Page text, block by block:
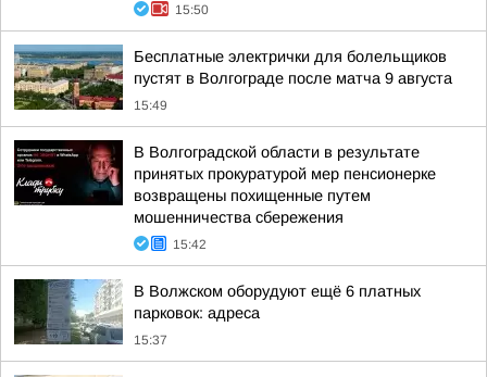
15:50
Бесплатные электрички для болельщиков
пустят в Волгограде после матча 9 августа
15:49
В Волгоградской области в результате
принятых прокуратурой мер пенсионерке
возвращены похищенные путем
мошенничества сбережения
15:42
В Волжском оборудуют ещё 6 платных
парковок: адреса
15:37